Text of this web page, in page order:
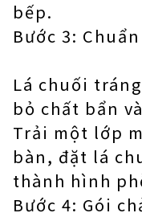
bếp.
Bước 3:
Lá chuối
bỏ chất bẩn
Trải một lớp
bàn, đặt lá
thành hình
Bước 4: Gói